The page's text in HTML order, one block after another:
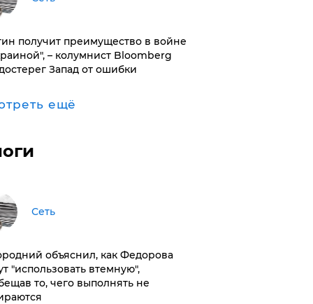
получит преимущество в войне
– колумнист Bloomberg
Запад от ошибки
ещё
Сеть
объяснил, как Федорова
"использовать втемную",
то, чего выполнять не